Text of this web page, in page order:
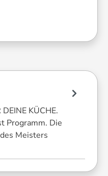
KÜCHE.
Programm. Die
Meisters